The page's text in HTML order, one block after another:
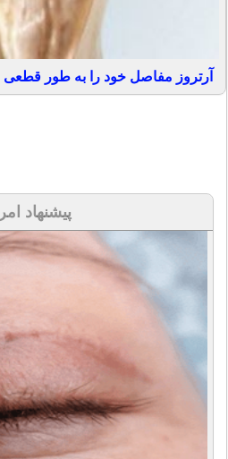
آرتروز مفاصل خود را به طور
پیشنهاد